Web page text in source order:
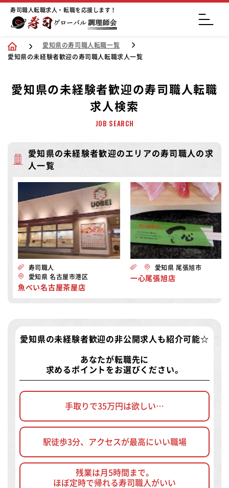
寿司職人転職求人・転職を応援します！
愛知県の寿司職人転職一覧
愛知県の未経験者歓迎の寿司職人転職求人一覧
愛知県の未経験者歓迎の寿司職人転職
求人検索
JOB SEARCH
愛知県の未経験者歓迎のエリアの寿司職人の求
人一覧
寿司職人
愛知県 名古屋市港区
魚べい名古屋茶屋店
愛知県 尾張旭市
一心尾張旭店
愛知県の未経験者歓迎の非公開求人 も紹介可能☆
あなたが転職先に
求めるポイントをお選びください。
手取りで35万円は欲しい…
駅徒歩3分、アクセスが最高にいい職場
残業は月5時間まで。
ほぼ定時で帰れる寿司職人がいい